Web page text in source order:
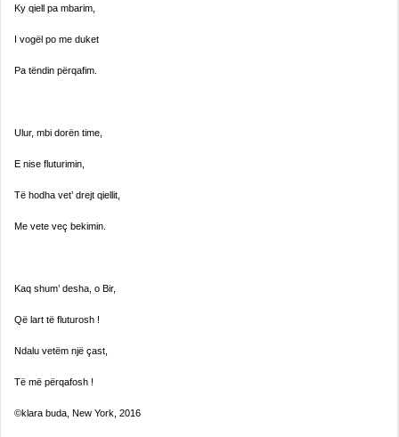
Ky qiell pa mbarim,
I vogël po me duket
Pa tëndin përqafim.
Ulur, mbi dorën time,
E nise fluturimin,
Të hodha vet’ drejt qiellit,
Me vete veç bekimin.
Kaq shum’ desha, o Bir,
Që lart të fluturosh !
Ndalu vetëm një çast,
Të më përqafosh !
©klara buda, New York, 2016